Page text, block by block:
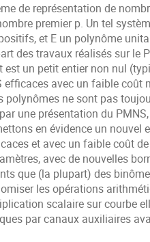
de représentation de
premier p. Un tel
et E un polynôme
des travaux réalisés sur le
est un petit entier non nul
avec un faible coût
polynômes ne sont pas
une présentation du
en évidence un nouvel
et avec un faible coût de
avecde nouvelles
que (la plupart) des
les opérations
scalaire sur courbe
par canaux auxiliaires